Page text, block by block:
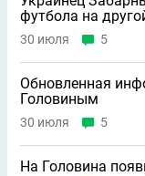
футбола на
30 июля 5
Обновленная
Головиным
30 июля 5
На Головина